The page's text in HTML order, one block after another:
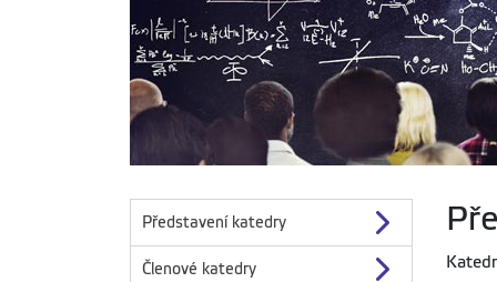
Představení katedry
Členové katedry